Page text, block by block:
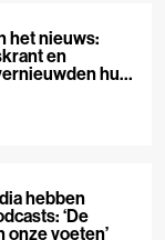
het nieuws:
en
hun
hebben
‘De
onze voeten’